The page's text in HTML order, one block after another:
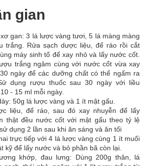
gian
gan: 3 lá lược vàng tươi, 5 lá màng màng
trắng. Rửa sạch dược liệu, để ráo rồi cắt
máy sinh tố để xay nhỏ và lấy nước cốt.
trắng ngâm cùng với nước cốt vừa xay
ngày để các dưỡng chất có thể ngấm ra
dụng rượu thuốc sau 30 ngày với liều
- 15 ml mỗi ngày.
50g lá lược vàng và 1 ít mật gấu.
liệu, để ráo, sau đó xay nhuyễn để lấy
thật đều nước cốt với mật gấu theo tỷ lệ
dụng 2 lần sau khi ăn sáng và ăn tối
trực tiếp với 4 lá lược vàng cùng 1 ít muối
kỹ để lấy nước và bỏ phần bã còn lại.
khớp, đau lưng: Dùng 200g thân, lá